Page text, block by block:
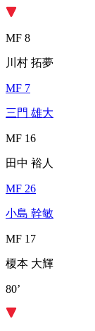
MF 8
川村 拓夢
MF 7
三門 雄大
MF 16
田中 裕人
MF 26
小島 幹敏
MF 17
榎本 大輝
80’